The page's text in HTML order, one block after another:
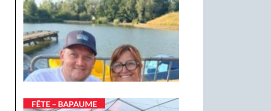
FÊTE – BAPAUME